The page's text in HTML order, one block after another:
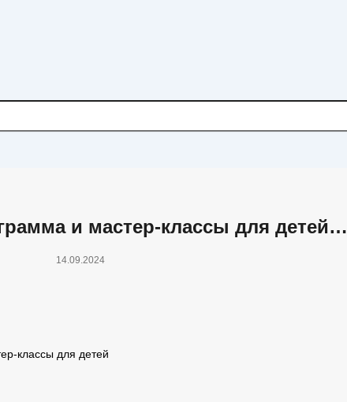
и мастер-классы для детей…
14.09.2024
классы для детей